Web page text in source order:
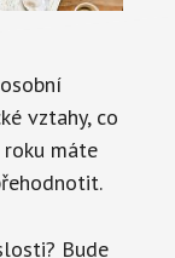
vztahy, co
máte
Bude